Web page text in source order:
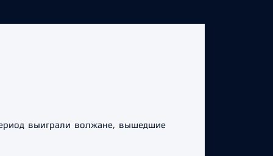
выиграли волжане, вышедшие